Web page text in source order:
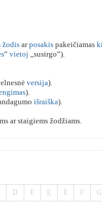
žodis arposakis pakeičiamas
“ vietoj „susirgo“).
versija).
).
išraiška).
ar staigiems žodžiams.
D E Ę Ė F G